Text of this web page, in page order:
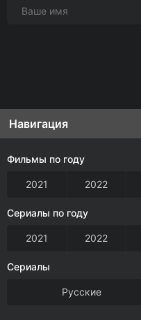
Навигация
Фильмы по году
2021 2022
Сериалы по году
2021 2022
Сериалы
Русские